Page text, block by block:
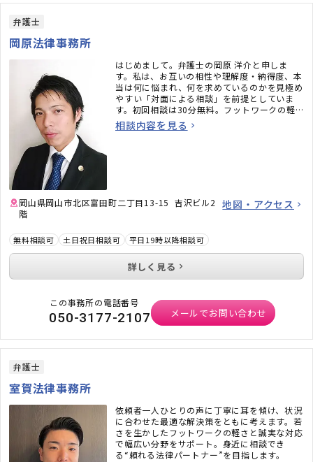
弁護士
岡原法律事務所
はじめまして。弁護士の岡原 洋介と申しま
す。私は、お互いの相性や理解度・納得度、本
当は何に悩まれ、何を求めているのかを見極め
やすい「対面による相談」を前提としていま
す。初回相談は30分無料。フットワークの軽
さにも定評があります。岡山県内であれば、ご
希望の場所に弁護士が伺う出張相談も積極的に
相談内容を見る
岡山県岡山市北区富田町二丁目13-15 吉沢ビル2
階
地図・アクセス
無料相談可 土日祝日相談可 平日19時以降相談可
詳しく見る
この事務所の電話番号
050-3177-2107 メールでお問い合わせ
弁護士
室賀法律事務所
依頼者一人ひとりの声に丁寧に耳を傾け、状況
に合わせた最適な解決策をともに考えます。若
さを生かしたフットワークの軽さと誠実な対応
で幅広い分野をサポート。身近に相談でき
る“頼れる法律パートナー”を目指します。